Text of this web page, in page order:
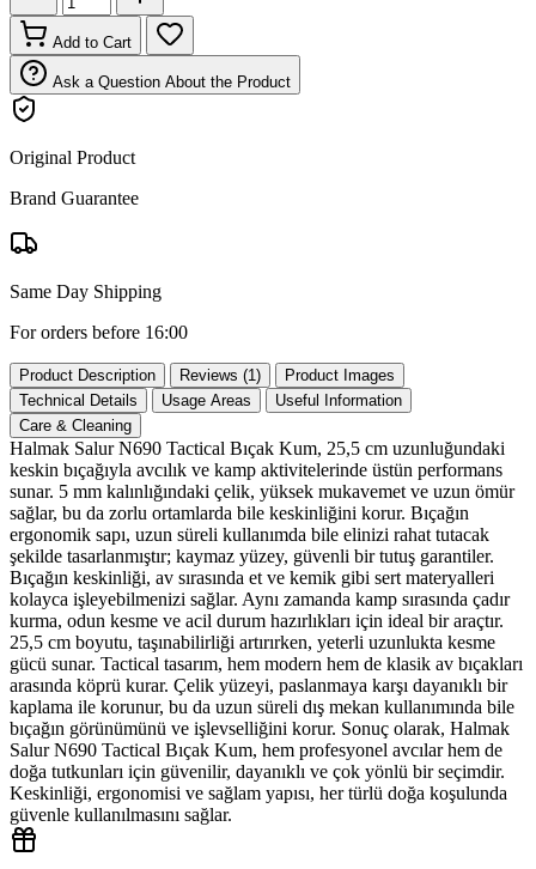
Add to Cart
Ask a Question About the Product
Original Product
Brand Guarantee
Same Day Shipping
For orders before 16:00
Product Description Reviews (1)
Product Images
Technical Details
Usage Areas
Useful Information
Care & Cleaning
Halmak Salur N690 Tactical Bıçak Kum, 25,5 cm uzunluğundaki
keskin bıçağıyla avcılık ve kamp aktivitelerinde üstün performans
sunar. 5 mm kalınlığındaki çelik, yüksek mukavemet ve uzun ömür
sağlar, bu da zorlu ortamlarda bile keskinliğini korur. Bıçağın
ergonomik sapı, uzun süreli kullanımda bile elinizi rahat tutacak
şekilde tasarlanmıştır; kaymaz yüzey, güvenli bir tutuş garantiler.
Bıçağın keskinliği, av sırasında et ve kemik gibi sert materyalleri
kolayca işleyebilmenizi sağlar. Aynı zamanda kamp sırasında çadır
kurma, odun kesme ve acil durum hazırlıkları için ideal bir araçtır.
25,5 cm boyutu, taşınabilirliği artırırken, yeterli uzunlukta kesme
gücü sunar. Tactical tasarım, hem modern hem de klasik av bıçakları
arasında köprü kurar. Çelik yüzeyi, paslanmaya karşı dayanıklı bir
kaplama ile korunur, bu da uzun süreli dış mekan kullanımında bile
bıçağın görünümünü ve işlevselliğini korur. Sonuç olarak, Halmak
Salur N690 Tactical Bıçak Kum, hem profesyonel avcılar hem de
doğa tutkunları için güvenilir, dayanıklı ve çok yönlü bir seçimdir.
Keskinliği, ergonomisi ve sağlam yapısı, her türlü doğa koşulunda
güvenle kullanılmasını sağlar.